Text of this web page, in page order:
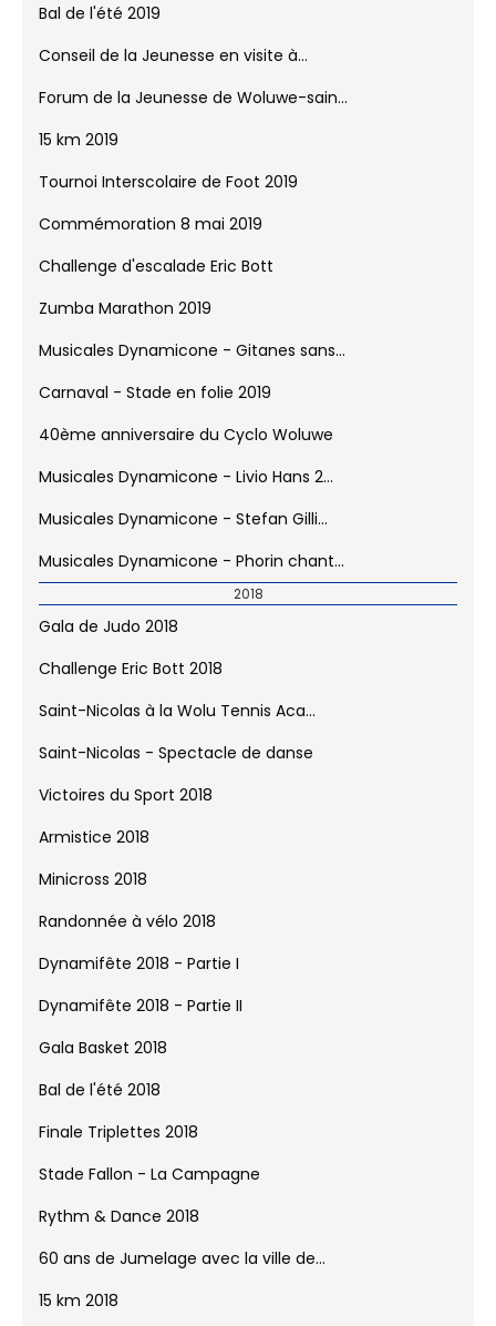
Bal de l'été 2019
Conseil de la Jeunesse en visite à...
Forum de la Jeunesse de Woluwe-sain...
15 km 2019
Tournoi Interscolaire de Foot 2019
Commémoration 8 mai 2019
Challenge d'escalade Eric Bott
Zumba Marathon 2019
Musicales Dynamicone - Gitanes sans...
Carnaval - Stade en folie 2019
40ème anniversaire du Cyclo Woluwe
Musicales Dynamicone - Livio Hans 2...
Musicales Dynamicone - Stefan Gilli...
Musicales Dynamicone - Phorin chant...
2018
Gala de Judo 2018
Challenge Eric Bott 2018
Saint-Nicolas à la Wolu Tennis Aca...
Saint-Nicolas - Spectacle de danse
Victoires du Sport 2018
Armistice 2018
Minicross 2018
Randonnée à vélo 2018
Dynamifête 2018 - Partie I
Dynamifête 2018 - Partie II
Gala Basket 2018
Bal de l'été 2018
Finale Triplettes 2018
Stade Fallon - La Campagne
Rythm & Dance 2018
60 ans de Jumelage avec la ville de...
15 km 2018